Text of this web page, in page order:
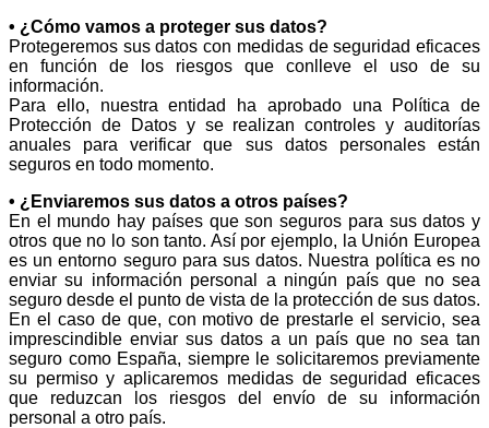
• ¿Cómo vamos a proteger sus datos?
Protegeremos sus datos con medidas de seguridad eficaces
en función de los riesgos que conlleve el uso de su
información.
Para ello, nuestra entidad ha aprobado una Política de
Protección de Datos y se realizan controles y auditorías
anuales para verificar que sus datos personales están
seguros en todo momento.
• ¿Enviaremos sus datos a otros países?
En el mundo hay países que son seguros para sus datos y
otros que no lo son tanto. Así por ejemplo, la Unión Europea
es un entorno seguro para sus datos. Nuestra política es no
enviar su información personal a ningún país que no sea
seguro desde el punto de vista de la protección de sus datos.
En el caso de que, con motivo de prestarle el servicio, sea
imprescindible enviar sus datos a un país que no sea tan
seguro como España, siempre le solicitaremos previamente
su permiso y aplicaremos medidas de seguridad eficaces
que reduzcan los riesgos del envío de su información
personal a otro país.